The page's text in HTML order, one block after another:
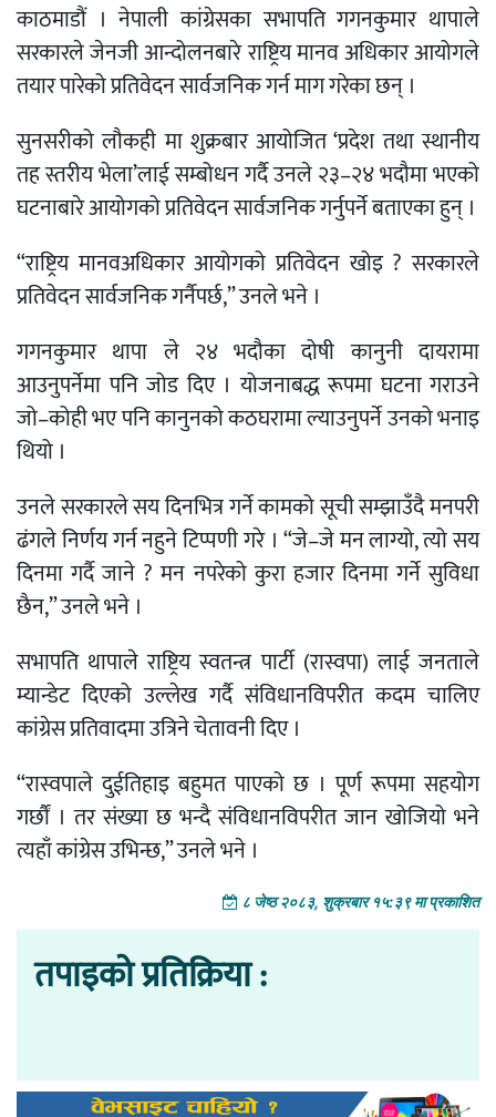
काठमाडौं । नेपाली कांग्रेसका सभापतिगगनकुमार थापाले
सरकारले जेनजी आन्दोलनबारेराष्ट्रिय मानव अधिकार आयोगले
तयार पारेको प्रतिवेदन सार्वजनिक गर्न माग गरेका छन् ।
सुनसरीकोलौकही मा शुक्रबार आयोजित ‘प्रदेश तथा स्थानीय
तह स्तरीय भेला’लाई सम्बोधन गर्दै उनले २३–२४ भदौमा भएको
घटनाबारे आयोगको प्रतिवेदन सार्वजनिक गर्नुपर्ने बताएका हुन् ।
“राष्ट्रिय मानवअधिकार आयोगको प्रतिवेदन खोइ ? सरकारले
प्रतिवेदन सार्वजनिक गर्नैपर्छ,” उनले भने ।
गगनकुमार थापा ले २४ भदौका दोषी कानुनी दायरामा
आउनुपर्नेमा पनि जोड दिए । योजनाबद्ध रूपमा घटना गराउने
जो–कोही भए पनि कानुनको कठघरामा ल्याउनुपर्ने उनको भनाइ
थियो ।
उनले सरकारले सय दिनभित्र गर्ने कामको सूची सम्झाउँदै मनपरी
ढंगले निर्णय गर्न नहुने टिप्पणी गरे । “जे–जे मन लाग्यो, त्यो सय
दिनमा गर्दै जाने ? मन नपरेको कुरा हजार दिनमा गर्ने सुविधा
छैन,” उनले भने ।
सभापति थापालेराष्ट्रिय स्वतन्त्र पार्टी(रास्वपा) लाई जनताले
म्यान्डेट दिएको उल्लेख गर्दै संविधानविपरीत कदम चालिए
कांग्रेस प्रतिवादमा उत्रिने चेतावनी दिए ।
“रास्वपाले दुईतिहाइ बहुमत पाएको छ । पूर्ण रूपमा सहयोग
गर्छौं । तर संख्या छ भन्दै संविधानविपरीत जान खोजियो भने
त्यहाँ कांग्रेस उभिन्छ,” उनले भने ।
८ जेष्ठ २०८३, शुक्रबार १५:३९ मा प्रकाशित
तपाइको प्रतिक्रिया :